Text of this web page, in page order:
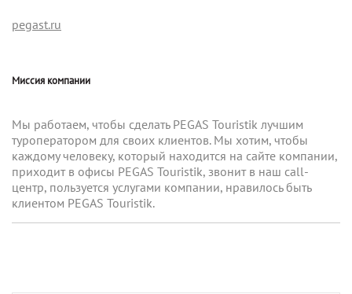
pegast.ru
Миссия компании
Мы работаем, чтобы сделать PEGAS Touristik лучшим
туроператором для своих клиентов. Мы хотим, чтобы
каждому человеку, который находится на сайте компании,
приходит в офисы PEGAS Touristik, звонит в наш call-
центр, пользуется услугами компании, нравилось быть
клиентом PEGAS Touristik.